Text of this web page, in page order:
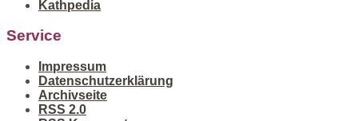
Kathpedia
Service
Impressum
Datenschutzerklärung
Archivseite
RSS 2.0